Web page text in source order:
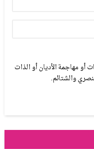
مهاجمة الأديان أو الذات
والشتائم.